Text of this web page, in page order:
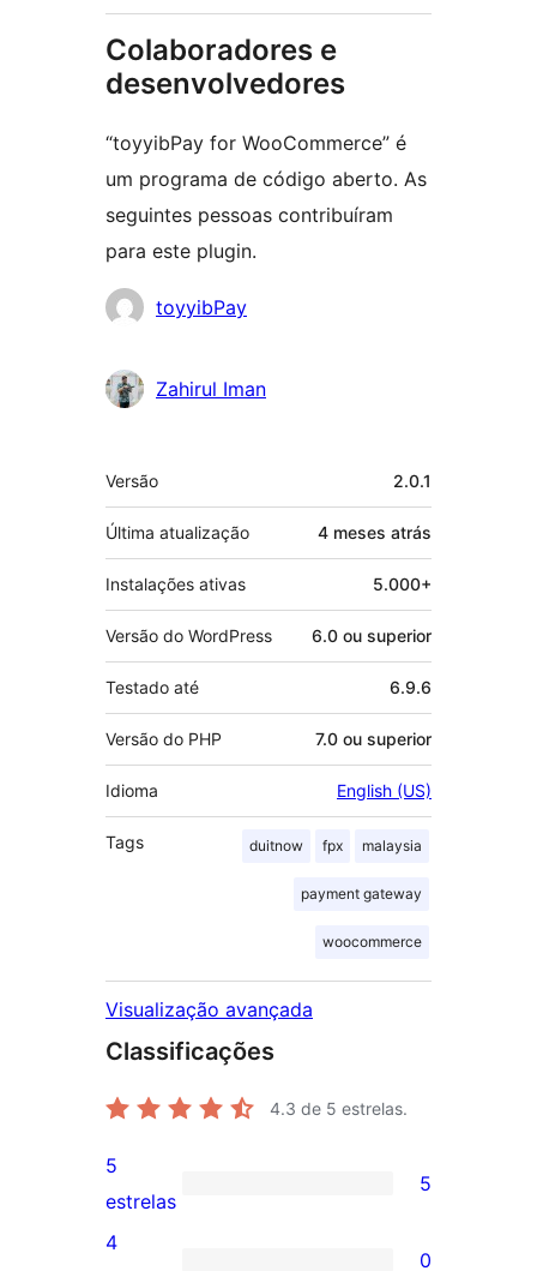
Colaboradores e
desenvolvedores
“toyyibPay for WooCommerce” é
um programa de código aberto. As
seguintes pessoas contribuíram
para este plugin.
Colaboradores
toyyibPay
Zahirul Iman
Meta
Versão 2.0.1
Última atualização 4 meses atrás
Instalações ativas 5.000+
Versão do WordPress 6.0 ou superior
Testado até 6.9.6
Versão do PHP 7.0 ou superior
Idioma English (US)
Tags duitnow fpx malaysia
payment gateway
woocommerce
Visualização avançada
Classificações
4.3 de 5 estrelas.
5
avaliações
5
estrelas
5
4
0